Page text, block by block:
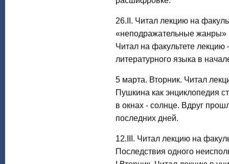
26.II. Читал лекцию на
«неподражательные жанры»
Читал на факультете
литературного языка в
5 марта. Вторник. Читал
Пушкина как энциклопедия
в окнах - солнце. Вдруг
последних дней.
12.III. Читал лекцию на
Последствия одного